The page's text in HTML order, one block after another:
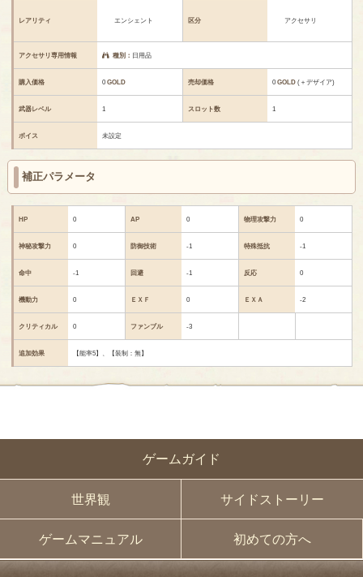
ゲームガイド
世界観 サイドストーリー
ゲームマニュアル 初めての方へ
レアリティ エンシェント 区分 アクセサリ
アクセサリ専用情報 種別： 日用品
購入価格 0GOLD 売却価格 0GOLD (＋デザイア)
武器レベル 1 スロット数 1
ボイス 未設定
補正パラメータ
HP 0 AP 0 物理攻撃力 0
神秘攻撃力 0 防御技術 -1 特殊抵抗 -1
命中 -1 回避 -1 反応 0
機動力 0 ＥＸＦ 0 ＥＸＡ -2
クリティカル 0 ファンブル -3
追加効果 【能率5】、【装制：無】